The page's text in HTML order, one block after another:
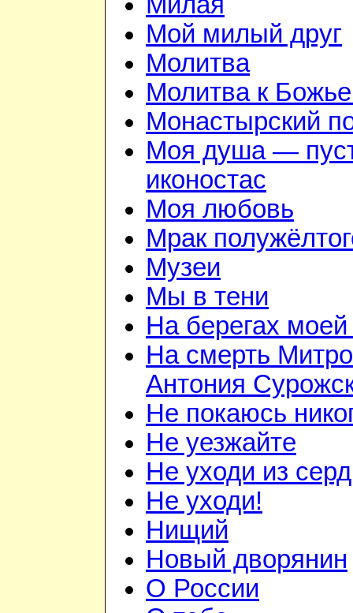
Мой милый друг
Молитва
Молитва к
Монастырский
Моя душа —
иконостас
Моя любовь
Мрак
Музеи
Мы в тени
На берегах
На смерть
Антония
Не покаюсь
Не уезжайте
Не уходи из
Не уходи!
Нищий
Новый дворянин
О России